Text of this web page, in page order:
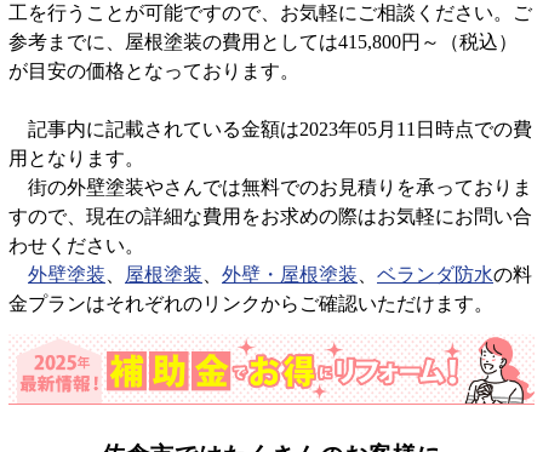
工を行うことが可能ですので、お気軽にご相談ください。ご
参考までに、屋根塗装の費用としては415,800円～（税込）
が目安の価格となっております。
記事内に記載されている金額は2023年05月11日時点での費
用となります。
街の外壁塗装やさんでは無料でのお見積りを承っておりま
すので、現在の詳細な費用をお求めの際はお気軽にお問い合
わせください。
外壁塗装、 屋根塗装、 外壁・屋根塗装、 ベランダ防水の料
金プランはそれぞれのリンクからご確認いただけます。